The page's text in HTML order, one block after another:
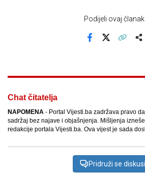
Podijeli ovaj članak
Chat čitatelja
NAPOMENA - Portal Vijesti.ba zadržava pravo
sadržaj bez najave i objašnjenja. Mišljenja
redakcije portala Vijesti.ba. Ova vijest je sada
Pridruži se